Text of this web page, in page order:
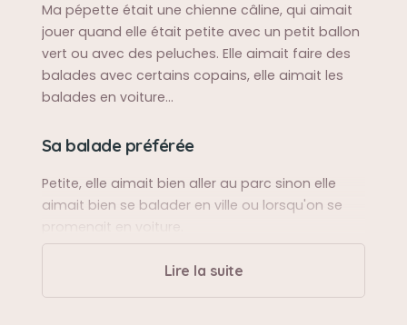
Ma pépette était une chienne câline, qui aimait
jouer quand elle était petite avec un petit ballon
vert ou avec des peluches. Elle aimait faire des
balades avec certains copains, elle aimait les
balades en voiture...
Sa balade préférée
Petite, elle aimait bien aller au parc sinon elle
aimait bien se balader en ville ou lorsqu'on se
promenait en voiture.
Lire la suite